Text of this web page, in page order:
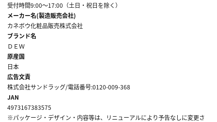
受付時間9:00～17:00（土日・祝日を除く）
メーカー名(製造販売会社)
カネボウ化粧品販売株式会社
ブランド名
ＤＥＷ
原産国
日本
広告文責
株式会社サンドラッグ/電話番号:0120-009-368
JAN
4973167383575
※パッケージ・デザイン・内容等は、リニューアルにより予告なしに変更さ